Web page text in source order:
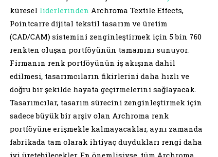
küresel liderlerinden Archroma Textile Effects,
Pointcarre dijital tekstil tasarım ve üretim
(CAD/CAM) sistemini zenginleştirmek için 5 bin 760
renkten oluşan portföyünün tamamını sunuyor.
Firmanın renk portföyünün iş akışına dahil
edilmesi, tasarımcıların fikirlerini daha hızlı ve
doğru bir şekilde hayata geçirmelerini sağlayacak.
Tasarımcılar, tasarım sürecini zenginleştirmek için
sadece büyük bir arşiv olan Archroma renk
portföyüne erişmekle kalmayacaklar, aynı zamanda
fabrikada tam olarak ihtiyaç duydukları rengi daha
iyi üretebilecekler. En önemlisiyse, tüm Archroma